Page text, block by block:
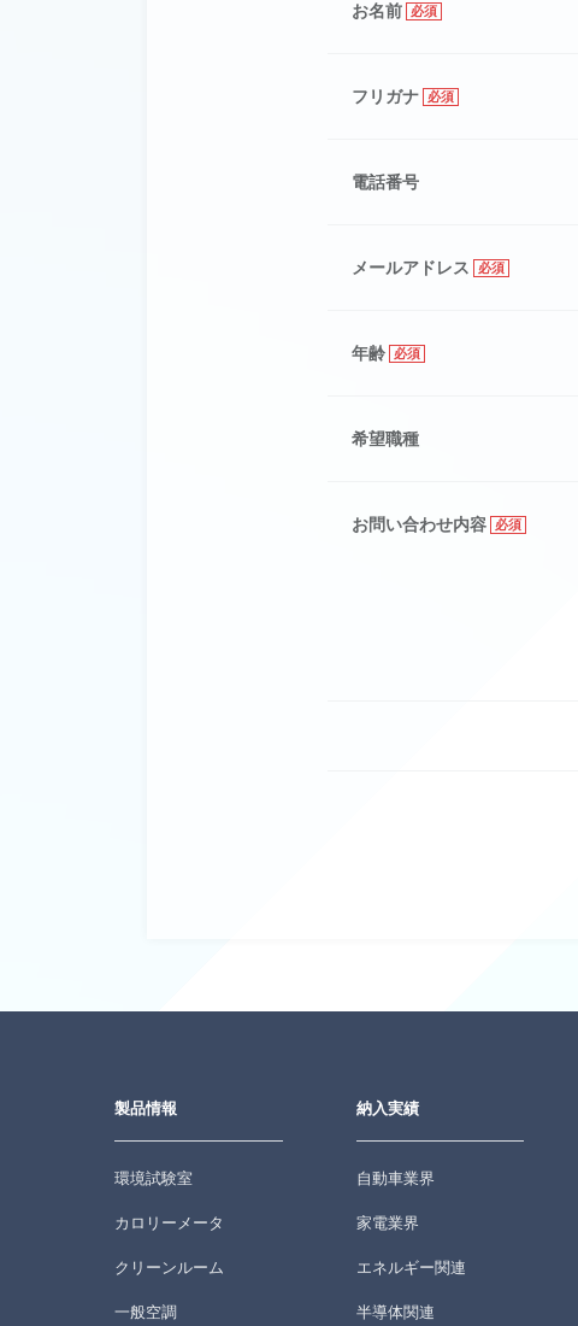
お名前 必須
フリガナ 必須
電話番号
メールアドレス 必須
年齢 必須
希望職種
お問い合わせ内容 必須
製品情報
環境試験室
カロリーメータ
クリーンルーム
一般空調
納入実績
自動車業界
家電業界
エネルギー関連
半導体関連